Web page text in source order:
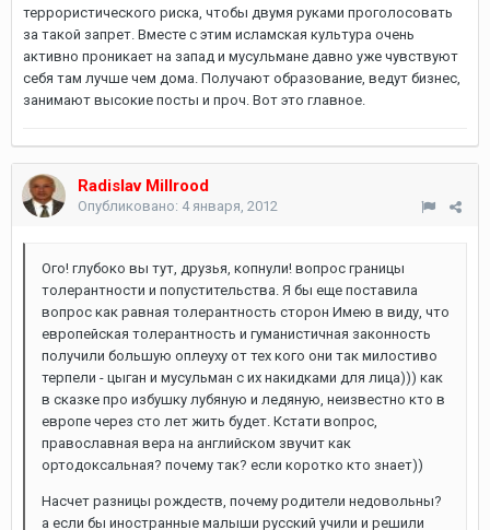
террористического риска, чтобы двумя руками проголосовать
за такой запрет. Вместе с этим исламская культура очень
активно проникает на запад и мусульмане давно уже чувствуют
себя там лучше чем дома. Получают образование, ведут бизнес,
занимают высокие посты и проч. Вот это главное.
Radislav Millrood
Опубликовано: 4 января, 2012
Ого! глубоко вы тут, друзья, копнули! вопрос границы
толерантности и попустительства. Я бы еще поставила
вопрос как равная толерантность сторон Имею в виду, что
европейская толерантность и гуманистичная законность
получили большую оплеуху от тех кого они так милостиво
терпели - цыган и мусульман с их накидками для лица))) как
в сказке про избушку лубяную и ледяную, неизвестно кто в
европе через сто лет жить будет. Кстати вопрос,
православная вера на английском звучит как
ортодоксальная? почему так? если коротко кто знает))
Насчет разницы рождеств, почему родители недовольны?
а если бы иностранные малыши русский учили и решили